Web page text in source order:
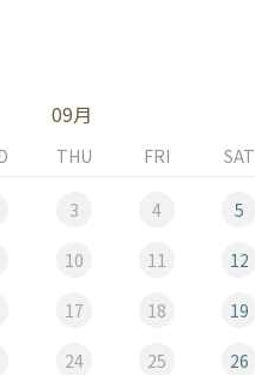
09月
THU FRI SAT
3 4 5
10 11 12
17 18 19
24 25 26